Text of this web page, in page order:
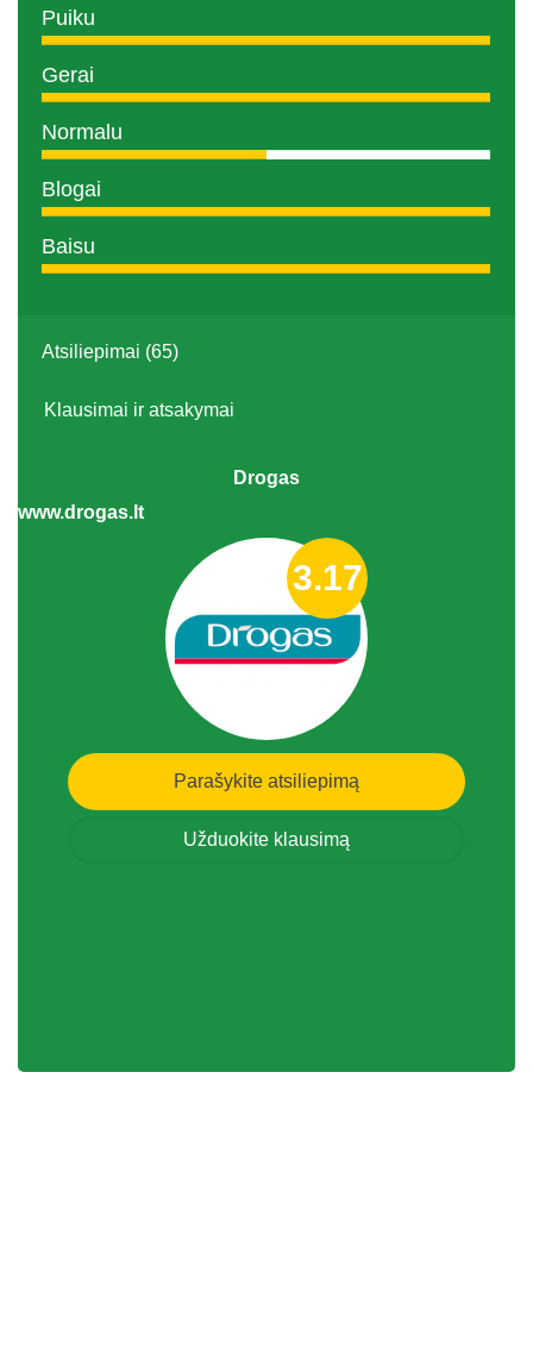
Puiku
Gerai
Normalu
Blogai
Baisu
Atsiliepimai (65)
Klausimai ir atsakymai
Drogas
www.drogas.lt
3.17
Parašykite atsiliepimą
Užduokite klausimą